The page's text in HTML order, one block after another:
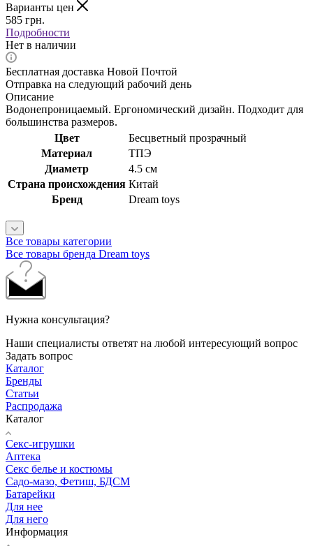
Варианты цен
585 грн.
Подробности
Нет в наличии
Бесплатная доставка Новой Почтой
Отправка на следующий рабочий день
Описание
Водонепроницаемый. Ергономический дизайн. Подходит для
большинства размеров.
Цвет
Бесцветный прозрачный
Материал
ТПЭ
Диаметр
4.5 см
Страна происхождения Китай
Бренд
Dream toys
Все товары категории
Все товары бренда Dream toys
Нужна консультация?
Наши специалисты ответят на любой интересующий вопрос
Задать вопрос
Каталог
Бренды
Статьи
Распродажа
Каталог
Секс-игрушки
Аптека
Секс белье и костюмы
Садо-мазо, Фетиш, БДСМ
Батарейки
Для нее
Для него
Информация